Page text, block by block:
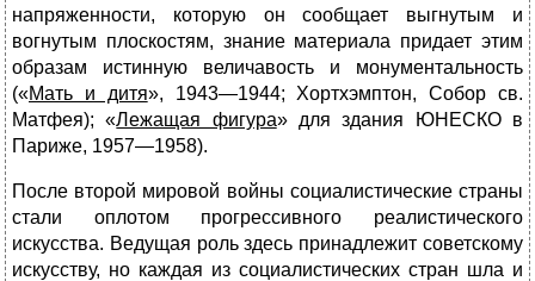
напряженности, которую он сообщает выгнутым и
вогнутым плос­костям, знание материала придает этим
образам истинную велича­вость и монументальность
(«Мать и дитя», 1943—1944; Хортхэмптон, Собор св.
Матфея); «Лежащая фигура» для здания ЮНЕСКО в
Париже, 1957—1958).
После второй мировой войны социалистические страны
стали оплотом прогрессивного реалистического
искусства. Ведущая роль здесь принадлежит советскому
искусству, но каждая из социалисти­ческих стран шла и